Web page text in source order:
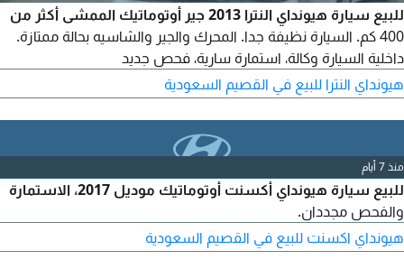
للبيع سيارة هيونداي النترا 2013 جير أوتوماتيك الممشى أكثر من
400 كم. السيارة نظيفة جدا. المحرك والجير والشاسيه بحالة ممتازة.
داخلية السيارة وكالة، استمارة سارية، فحص جديد
هيونداي النترا للبيع في القصيم السعودية
منذ 7 أيام
للبيع سيارة هيونداي أكسنت أوتوماتيك موديل 2017، الاستمارة
والفحص مجددان.
هيونداي اكسنت للبيع في القصيم السعودية